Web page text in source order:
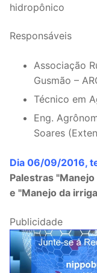
hidropônico
Responsáveis
Associação
Gusmão –
Técnico em
Eng.
Soares
Dia 06/09/2016,
Palestras
e "Manejo da
Publicidade